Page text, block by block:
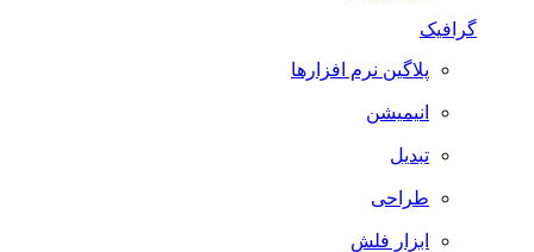
گرافیک
پلاگین نرم افزارها
انیمیشن
تبدیل
طراحی
ابزار فلش